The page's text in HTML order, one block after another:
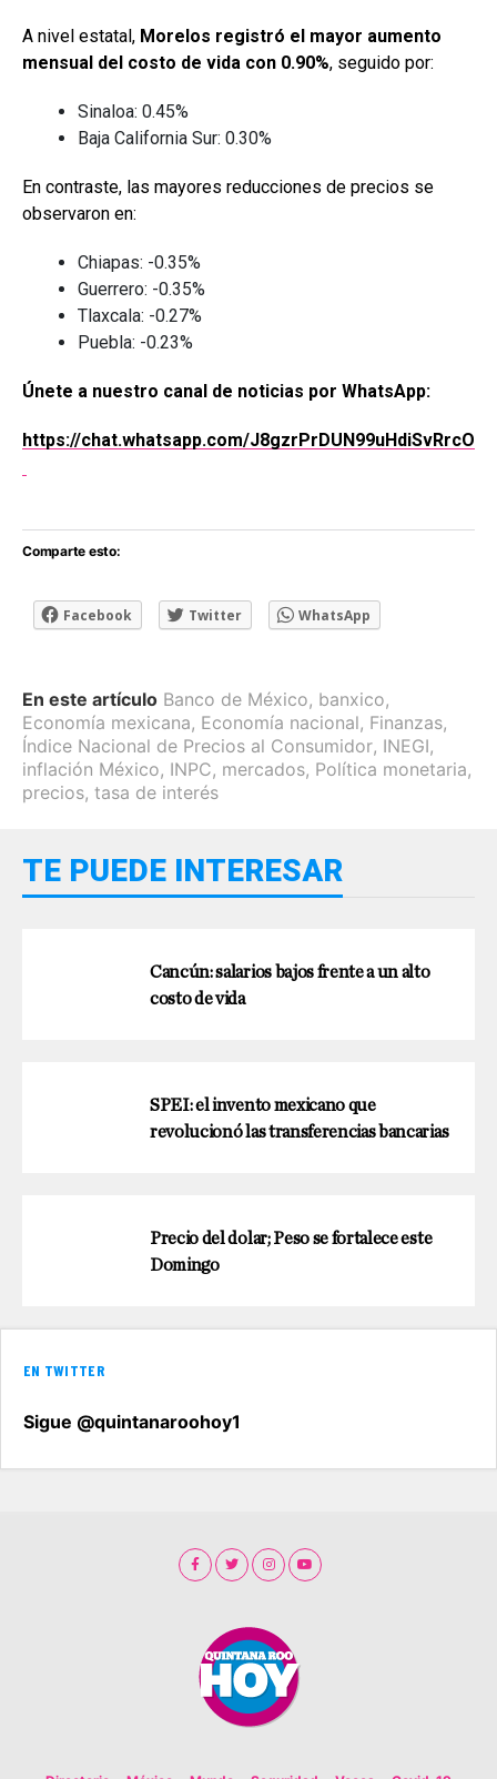
A nivel estatal, Morelos registró el mayor aumento
mensual del costo de vida con 0.90%, seguido por:
Sinaloa: 0.45%
Baja California Sur: 0.30%
En contraste, las mayores reducciones de precios se
observaron en:
Chiapas: -0.35%
Guerrero: -0.35%
Tlaxcala: -0.27%
Puebla: -0.23%
Únete a nuestro canal de noticias por WhatsApp:
https://chat.whatsapp.com/J8gzrPrDUN99uHdiSvRrcO
Comparte esto:
Facebook Twitter WhatsApp
En este artículo Banco de México, banxico,
Economía mexicana, Economía nacional, Finanzas,
Índice Nacional de Precios al Consumidor, INEGI,
inflación México, INPC, mercados, Política monetaria,
precios, tasa de interés
TE PUEDE INTERESAR
Cancún: salarios bajos frente a un alto
costo de vida
SPEI: el invento mexicano que
revolucionó las transferencias bancarias
Precio del dolar; Peso se fortalece este
Domingo
EN TWITTER
Sigue @quintanaroohoy1